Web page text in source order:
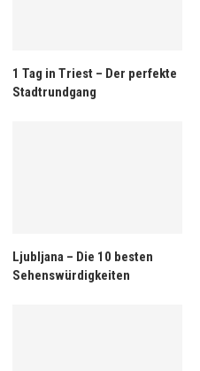
1 Tag in Triest – Der perfekte
Stadtrundgang
Ljubljana – Die 10 besten
Sehenswürdigkeiten